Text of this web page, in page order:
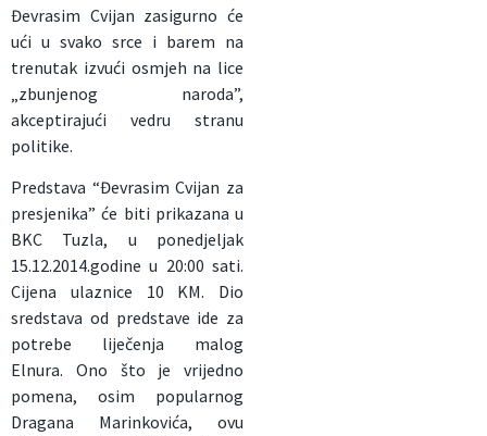
Đevrasim Cvijan zasigurno će
ući u svako srce i barem na
trenutak izvući osmjeh na lice
„zbunjenog naroda”,
akceptirajući vedru stranu
politike.
Predstava “Đevrasim Cvijan za
presjenika” će biti prikazana u
BKC Tuzla, u ponedjeljak
15.12.2014.godine u 20:00 sati.
Cijena ulaznice 10 KM. Dio
sredstava od predstave ide za
potrebe liječenja malog
Elnura. Ono što je vrijedno
pomena, osim popularnog
Dragana Marinkovića, ovu